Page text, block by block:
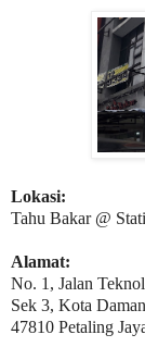
Lokasi:
Tahu Bakar @
Alamat:
No. 1, Jalan
Sek 3, Kota
47810 Petaling